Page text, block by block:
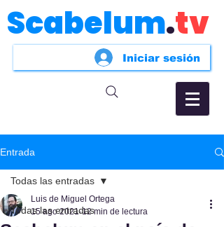
Scabelum.tv
Iniciar sesión
Entrada
Todas las entradas
Todas las entradas
Luis de Miguel Ortega
15 ago 2021 12 min de lectura